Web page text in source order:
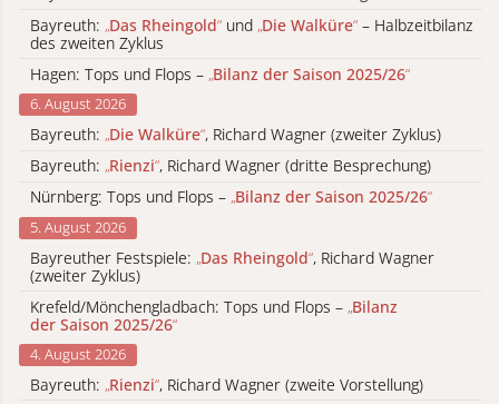
Bayreuth: „Das Rheingold“ und „Die Walküre“ – Halbzeitbilanz
des zweiten Zyklus
Hagen: Tops und Flops – „Bilanz der Saison 2025/26“
6. August 2026
Bayreuth: „Die Walküre“, Richard Wagner (zweiter Zyklus)
Bayreuth: „Rienzi“, Richard Wagner (dritte Besprechung)
Nürnberg: Tops und Flops – „Bilanz der Saison 2025/26“
5. August 2026
Bayreuther Festspiele: „Das Rheingold“, Richard Wagner
(zweiter Zyklus)
Krefeld/Mönchengladbach: Tops und Flops – „Bilanz
der Saison 2025/26“
4. August 2026
Bayreuth: „Rienzi“, Richard Wagner (zweite Vorstellung)